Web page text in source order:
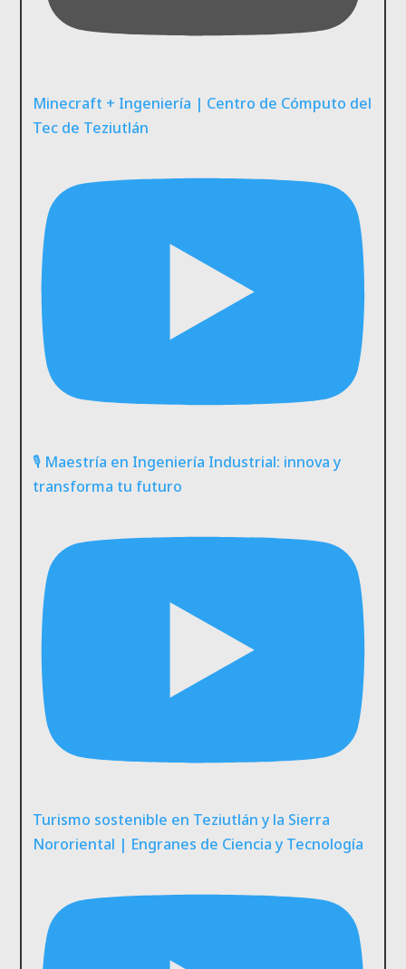
Minecraft + Ingeniería | Centro de Cómputo del
Tec de Teziutlán
🎙️ Maestría en Ingeniería Industrial: innova y
transforma tu futuro
Turismo sostenible en Teziutlán y la Sierra
Nororiental | Engranes de Ciencia y Tecnología